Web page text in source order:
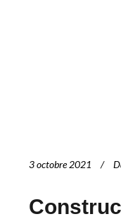
3 octobre 2021